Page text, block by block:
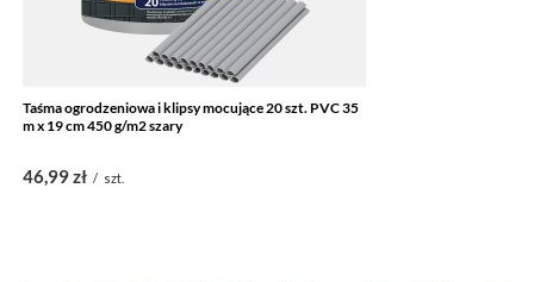
Taśma ogrodzeniowa i klipsy mocujące 20 szt. PVC 35
m x 19 cm 450 g/m2 szary
46,99 zł / szt.